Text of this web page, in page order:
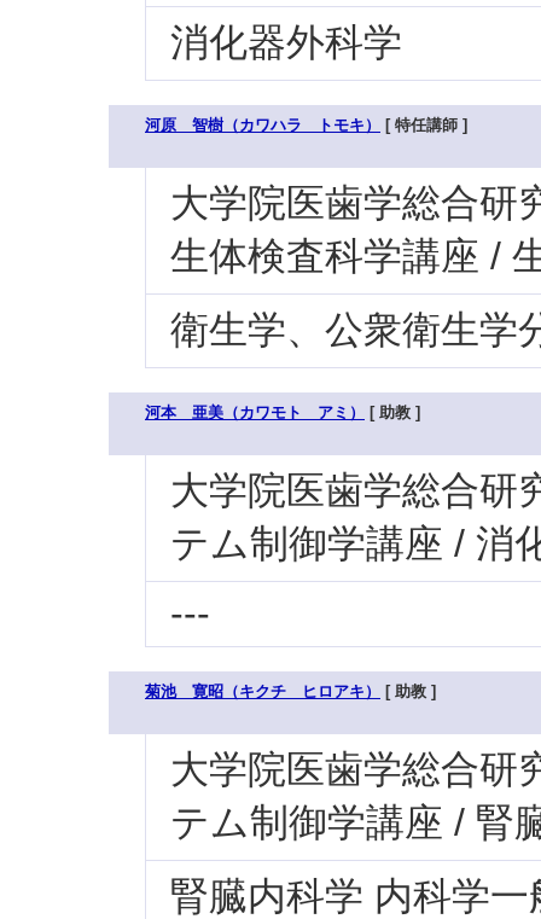
消化器外科学
河原 智樹（カワハラ トモキ） [ 特任講師 ]
大学院医歯学総合研
生体検査科学講座 /
衛生学、公衆衛生学
河本 亜美（カワモト アミ） [ 助教 ]
大学院医歯学総合研
テム制御学講座 / 消
---
菊池 寛昭（キクチ ヒロアキ） [ 助教 ]
大学院医歯学総合研
テム制御学講座 / 腎
腎臓内科学 内科学一